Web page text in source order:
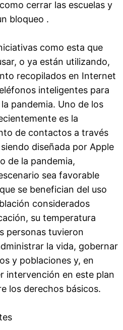
cerrar las escuelas y
bloqueo .
como esta que
o ya están utilizando,
recopilados en Internet
inteligentes para
pandemia. Uno de los
es la
de contactos a través
diseñada por Apple
de la pandemia,
sea favorable
se benefician del uso
considerados
su temperatura
personas tuvieron
la vida, gobernar
y poblaciones y, en
intervención en este plan
los derechos básicos.